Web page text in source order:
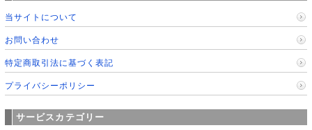
当サイトについて
お問い合わせ
特定商取引法に基づく表記
プライバシーポリシー
サービスカテゴリー